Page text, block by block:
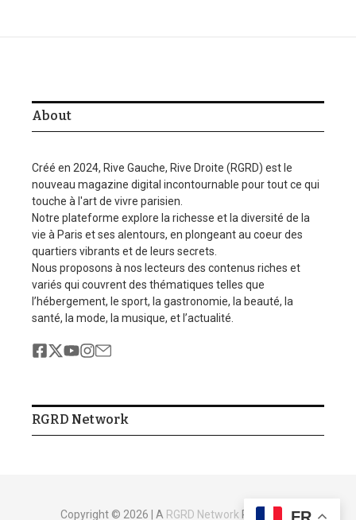
29 janvier 2026 2 novembre 2025
Festival du Livre 2026 :
Trois jours où Paris lit plus
fort que j ...
19 avril 2026
les Bleus foudroient
l’Irlande avant de ...
6 février 2026
About
Créé en 2024, Rive Gauche, Rive Droite (RGRD) est le
nouveau magazine digital incontournable pour tout ce qui
touche à l'art de vivre parisien.
Notre plateforme explore la richesse et la diversité de la
vie à Paris et ses alentours, en plongeant au coeur des
quartiers vibrants et de leurs secrets.
Nous proposons à nos lecteurs des contenus riches et
variés qui couvrent des thématiques telles que
l’hébergement, le sport, la gastronomie, la beauté, la
santé, la mode, la musique, et l’actualité.
RGRD Network
Copyright © 2026 | A RGRD NetworkProduction